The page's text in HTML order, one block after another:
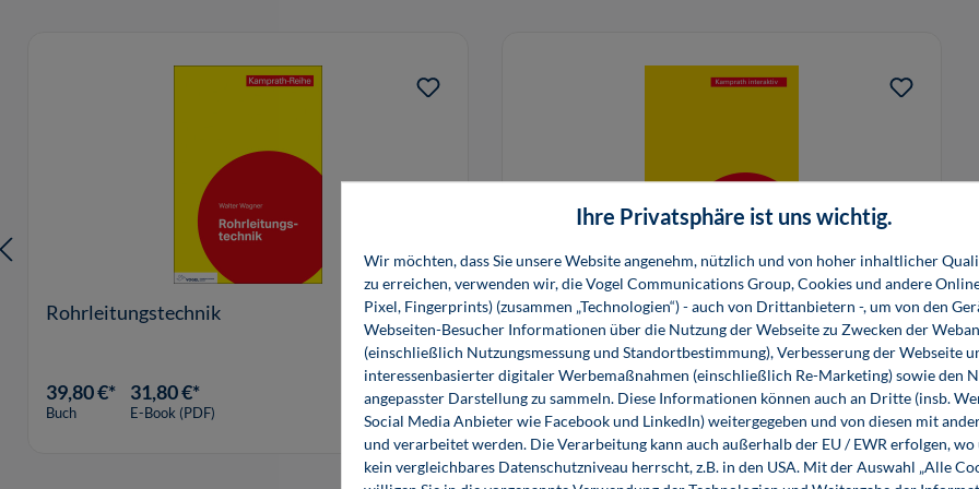
Rohrleitungstechnik
39,80 €*
Buch
31,80 €*
E-Book (PDF)
Pipe Elements / Rohrleitungsbauteile
(Software)
198,00 €*
Download, CD-ROM
Ihre Privatsphäre ist uns wichtig.
Wir möchten, dass Sie unsere Website angenehm, nützlich und von hoher inhaltlicher
zu erreichen, verwenden wir, die Vogel Communications Group, Cookies und andere
Pixel, Fingerprints) (zusammen „Technologien“) - auch von Drittanbietern -, um von den
Webseiten-Besucher Informationen über die Nutzung der Webseite zu Zwecken der
(einschließlich Nutzungsmessung und Standortbestimmung), Verbesserung der Webseite
interessenbasierter digitaler Werbemaßnahmen (einschließlich Re-Marketing) sowie den
angepasster Darstellung zu sammeln. Diese Informationen können auch an Dritte (insb.
Social Media Anbieter wie Facebook und LinkedIn) weitergegeben und von diesen mit
und verarbeitet werden. Die Verarbeitung kann auch außerhalb der EU / EWR erfolgen,
kein vergleichbares Datenschutzniveau herrscht, z.B. in den USA. Mit der Auswahl „Alle